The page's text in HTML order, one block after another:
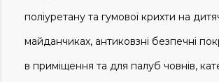
поліуретану та гумової крихти на
майданчиках, антиковзні безпечні
в приміщення та для палуб човнів,